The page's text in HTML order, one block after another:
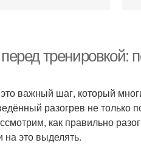
тренировкой:
важный шаг, который
разогрев не только
как правильно
на это выделять.